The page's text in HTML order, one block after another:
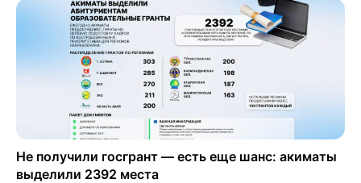
Не получили госгрант — есть еще шанс: акиматы
выделили 2392 места